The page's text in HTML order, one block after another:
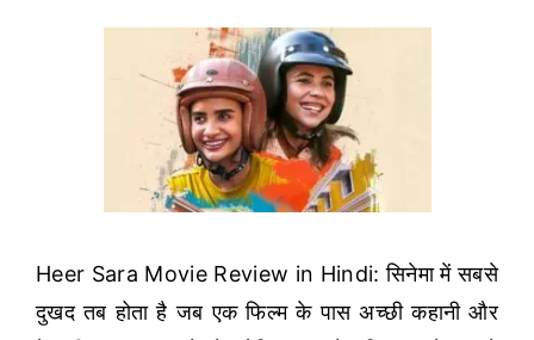
Heer Sara Movie Review in Hindi: सिनेमा में सबसे
दुखद तब होता है जब एक फिल्म के पास अच्छी कहानी और